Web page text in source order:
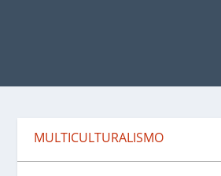
MULTICULTURALISMO